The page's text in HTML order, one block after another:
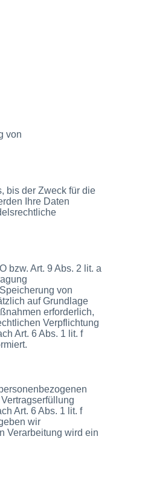
von
bis der Zweck für die
Ihre Daten
bzw. Art. 9 Abs. 2 lit. a
von
auf Grundlage
erforderlich,
Verpflichtung
Art. 6 Abs. 1 lit. f
Art. 6 Abs. 1 lit. f
wir
Verarbeitung wird ein